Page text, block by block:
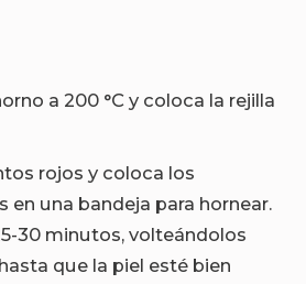
a 200 °C y coloca la rejilla
rojos y coloca los
en una bandeja para hornear.
30 minutos, volteándolos
que la piel esté bien